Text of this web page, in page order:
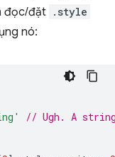
đọc/đặt .style
nó:
// Ugh. A